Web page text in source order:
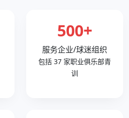
500+
服务企业/球迷组织
包括 37 家职业俱乐部青
训